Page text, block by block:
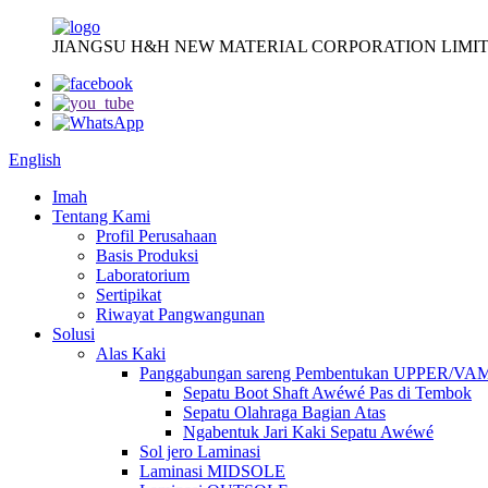
JIANGSU H&H NEW MATERIAL CORPORATION
English
Imah
Tentang Kami
Profil Perusahaan
Basis Produksi
Laboratorium
Sertipikat
Riwayat Pangwangunan
Solusi
Alas Kaki
Panggabungan sareng Pembentukan UPPER/
Sepatu Boot Shaft Awéwé Pas di Tembok
Sepatu Olahraga Bagian Atas
Ngabentuk Jari Kaki Sepatu Awéwé
Sol jero Laminasi
Laminasi MIDSOLE